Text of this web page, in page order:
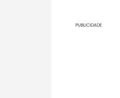
PUBLICIDADE